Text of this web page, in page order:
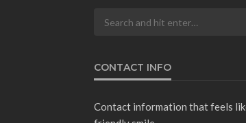
CONTACT INFO
Contact information that feels